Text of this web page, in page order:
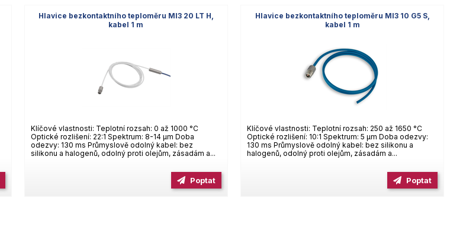
Hlavice bezkontaktního teploměru MI3 20 LT H,
kabel 1 m
Klíčové vlastnosti: Teplotní rozsah: 0 až 1000 °C
Optické rozlišení: 22:1 Spektrum: 8-14 µm Doba
odezvy: 130 ms Průmyslově odolný kabel: bez
silikonu a halogenů, odolný proti olejům, zásadám a...
Poptat
Hlavice bezkontaktního teploměru MI3 10 G5 S,
kabel 1 m
Klíčové vlastnosti: Teplotní rozsah: 250 až 1650 °C
Optické rozlišení: 10:1 Spektrum: 5 µm Doba odezvy:
130 ms Průmyslově odolný kabel: bez silikonu a
halogenů, odolný proti olejům, zásadám a...
Poptat